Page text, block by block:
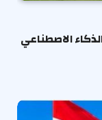
الاصطناعي